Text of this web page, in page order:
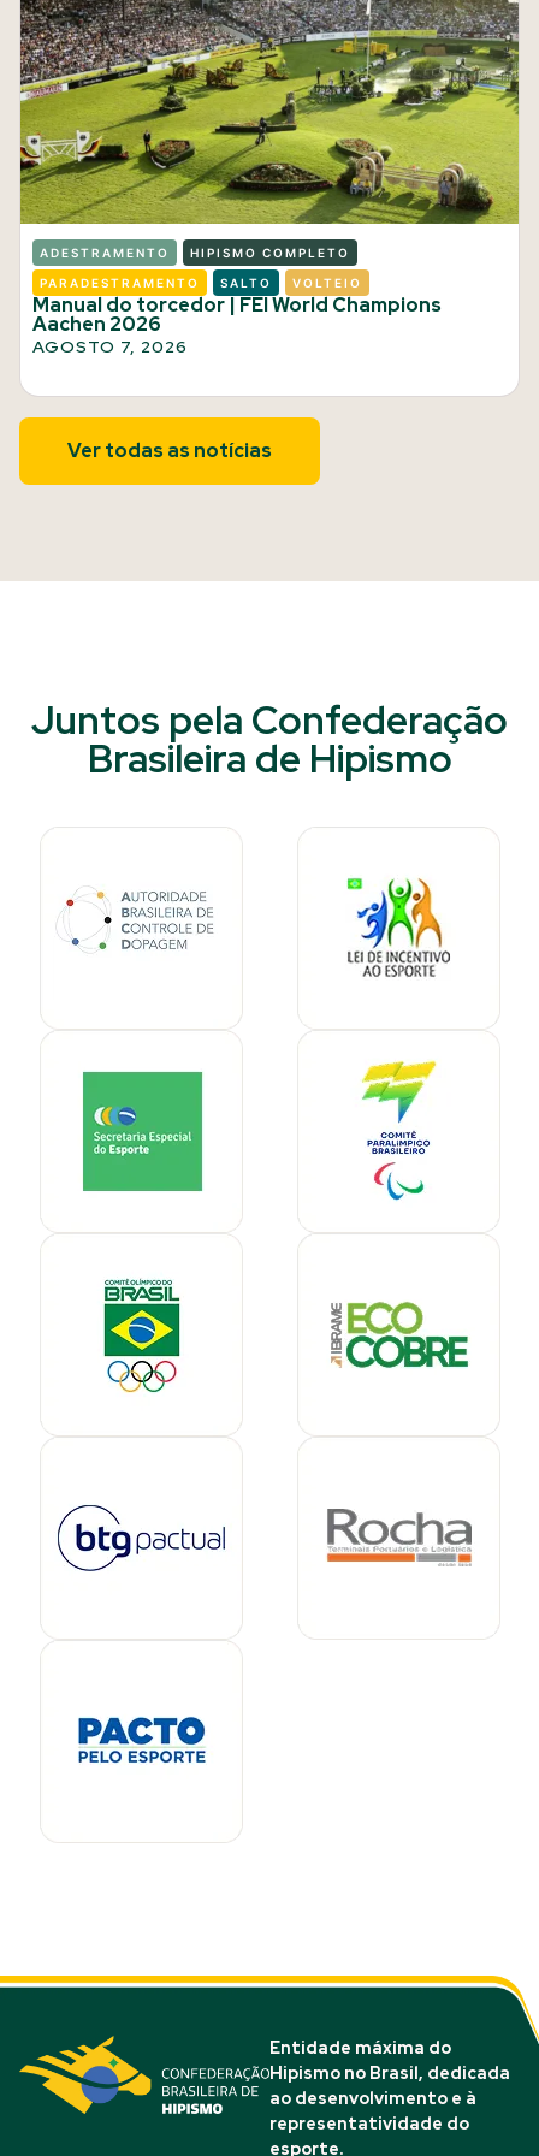
ADESTRAMENTO HIPISMO COMPLETO
PARADESTRAMENTO SALTO VOLTEIO
Manual do torcedor | FEI World Champions
Aachen 2026
AGOSTO 7, 2026
Ver todas as notícias
Juntos pela Confederação
Brasileira de Hipismo
Entidade máxima do
Hipismo no Brasil, dedicada
ao desenvolvimento e à
representatividade do
esporte.